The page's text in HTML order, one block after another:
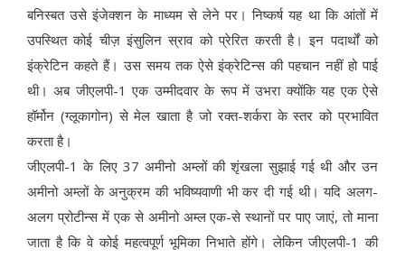
बनिस्बत उसे इंजेक्शन के माध्यम से लेने पर। निष्कर्ष यह था कि आंतों में
उपस्थित कोई चीज़ इंसुलिन स्राव को प्रेरित करती है। इन पदार्थों को
इंक्रेटिन कहते हैं। उस समय तक ऐसे इंक्रेटिन्स की पहचान नहीं हो पाई
थी। अब जीएलपी-1 एक उम्मीदवार के रूप में उभरा क्योंकि यह एक ऐसे
हॉर्मोन (ग्लूकागोन) से मेल खाता है जो रक्त-शर्करा के स्तर को प्रभावित
करता है।
जीएलपी-1 के लिए 37 अमीनो अम्लों की शृंखला सुझाई गई थी और उन
अमीनो अम्लों के अनुक्रम की भविष्यवाणी भी कर दी गई थी। यदि अलग-
अलग प्रोटीन्स में एक से अमीनो अम्ल एक-से स्थानों पर पाए जाएं, तो माना
जाता है कि वे कोई महत्वपूर्ण भूमिका निभाते होंगे। लेकिन जीएलपी-1 की